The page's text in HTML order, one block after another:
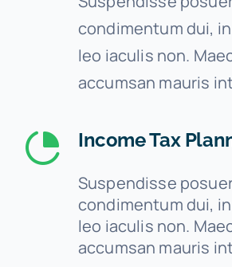
condimentum dui,
leo iaculis non.
accumsan mauris
Income Tax
Suspendisse
condimentum dui,
leo iaculis non.
accumsan mauris